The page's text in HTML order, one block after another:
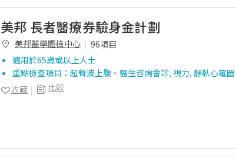
美邦 長者醫療券驗身金計劃
美邦醫學體檢中心
96項目
適用於65嵗或以上人士
重點檢查項目：超聲波上腹、醫生咨詢會診, 視力, 靜臥心電圖
比較
收藏